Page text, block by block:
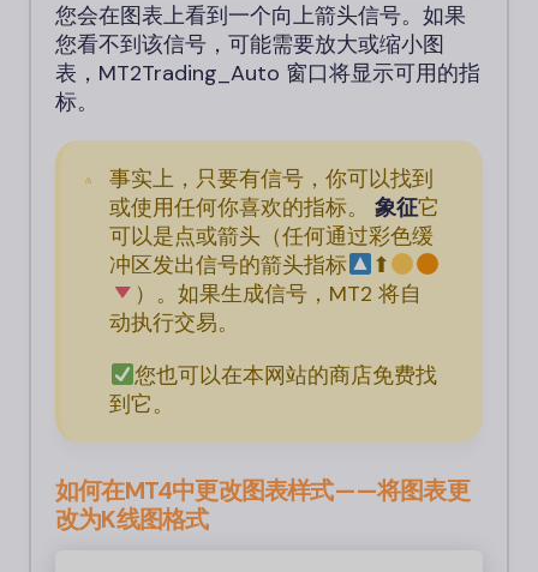
您会在图表上看到一个向上箭头信号。如果
您看不到该信号，可能需要放大或缩小图
表，MT2Trading_Auto 窗口将显示可用的指
标。
事实上，只要有信号，你可以找到
或使用任何你喜欢的指标。象征它
可以是点或箭头（任何通过彩色缓
冲区发出信号的箭头指标
⬆
）。如果生成信号，MT2 将自
动执行交易。
您也可以在本网站的商店免费找
到它。
如何在MT4中更改图表样式——将图表更
改为K线图格式